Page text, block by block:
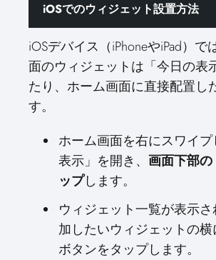
iOSでのウィジェット設置方法
iOSデバイス（iPhoneやiPad）で
面のウィジェットは「今日の表
たり、ホーム画面に直接配置し
す。
ホーム画面を右にスワイ
表示」を開き、 画面下部
ップします。
ウィジェット一覧が表示
加したいウィジェットの横
ボタンをタップします。